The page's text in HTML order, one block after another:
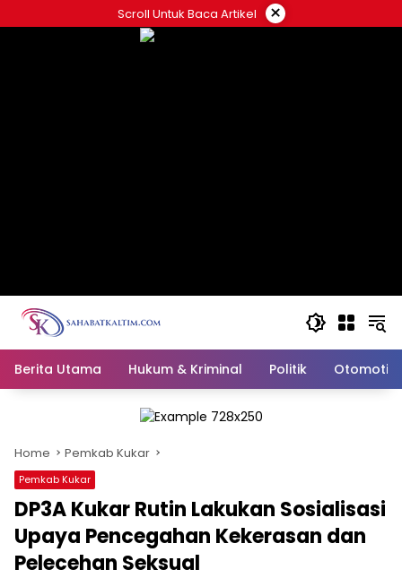
to
Scroll Untuk Baca Artikel ×
Berita Utama Hukum & Kriminal Politik Otomotif
Home Pemkab Kukar
Pemkab Kukar
DP3A Kukar Rutin Lakukan Sosialisasi
Upaya Pencegahan Kekerasan dan
Pelecehan Seksual